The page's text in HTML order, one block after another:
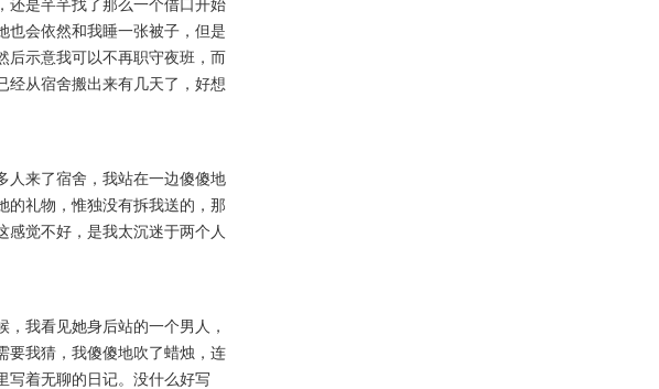
是芊芊找了那么一个借口开始
也会依然和我睡一张被子，但是
后示意我可以不再职守夜班，而
经从宿舍搬出来有几天了，好想
来了宿舍，我站在一边傻傻地
的礼物，惟独没有拆我送的，那
觉不好，是我太沉迷于两个人
我看见她身后站的一个男人，
要我猜，我傻傻地吹了蜡烛，连
写着无聊的日记。没什么好写